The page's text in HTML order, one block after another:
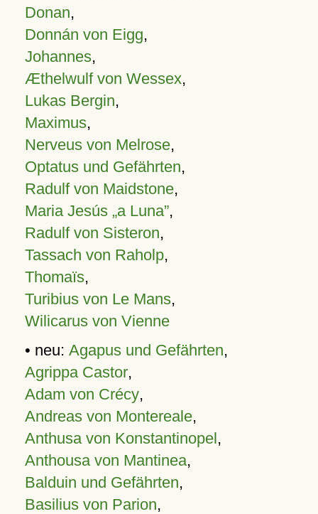
Donan,
Donnán von Eigg,
Johannes,
Æthelwulf von Wessex,
Lukas Bergin,
Maximus,
Nerveus von Melrose,
Optatus und Gefährten,
Radulf von Maidstone,
Maria Jesús „a Luna”,
Radulf von Sisteron,
Tassach von Raholp,
Thomaïs,
Turibius von Le Mans,
Wilicarus von Vienne
• neu: Agapus und Gefährten,
Agrippa Castor,
Adam von Crécy,
Andreas von Montereale,
Anthusa von Konstantinopel,
Anthousa von Mantinea,
Balduin und Gefährten,
Basilius von Parion,